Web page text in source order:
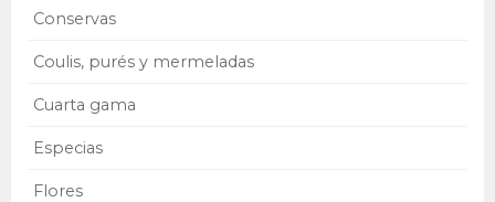
Conservas
Coulis, purés y mermeladas
Cuarta gama
Especias
Flores